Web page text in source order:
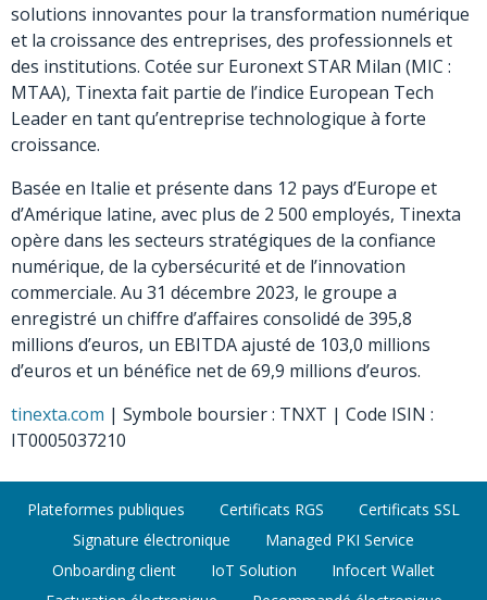
solutions innovantes pour la transformation numérique
et la croissance des entreprises, des professionnels et
des institutions. Cotée sur Euronext STAR Milan (MIC :
MTAA), Tinexta fait partie de l’indice European Tech
Leader en tant qu’entreprise technologique à forte
croissance.
Basée en Italie et présente dans 12 pays d’Europe et
d’Amérique latine, avec plus de 2 500 employés, Tinexta
opère dans les secteurs stratégiques de la confiance
numérique, de la cybersécurité et de l’innovation
commerciale. Au 31 décembre 2023, le groupe a
enregistré un chiffre d’affaires consolidé de 395,8
millions d’euros, un EBITDA ajusté de 103,0 millions
d’euros et un bénéfice net de 69,9 millions d’euros.
tinexta.com | Symbole boursier : TNXT | Code ISIN :
IT0005037210
Plateformes publiques Certificats RGS
Certificats SSL
Signature électronique
Managed PKI Service
Onboarding client
IoT Solution
Infocert Wallet